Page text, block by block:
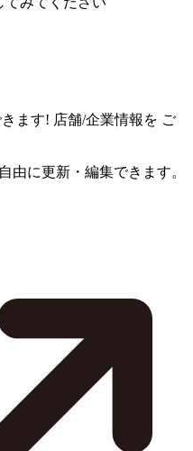
ます! 店舗/企業情報を ご
由に更新・編集できます。